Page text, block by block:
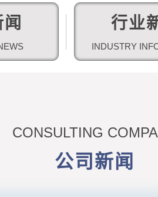
产品中心 细沙回
行业
INDUSTRY
CONSULTING
公司新闻